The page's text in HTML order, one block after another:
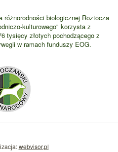
różnorodności biologicznej Roztocza
kulturowego" korzysta z
tysięcy złotych pochodzącego z
w ramach funduszy EOG.
webvisor.pl